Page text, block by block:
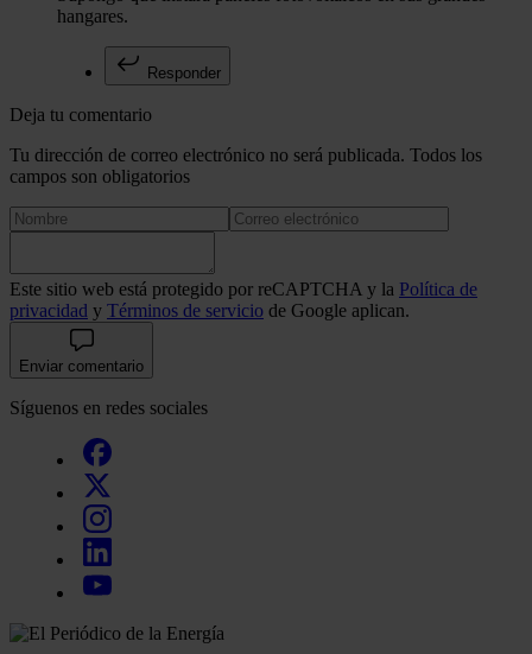
hangares.
Responder
Deja tu comentario
Tu dirección de correo electrónico no será publicada. Todos los
campos son obligatorios
Este sitio web está protegido por reCAPTCHA y la Política de
privacidad y Términos de servicio de Google aplican.
Enviar comentario
Síguenos en redes sociales